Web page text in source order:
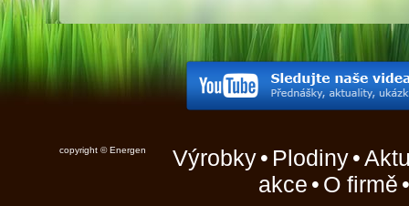
copyright © Energen Výrobky• Plodiny•
akce • O firmě •